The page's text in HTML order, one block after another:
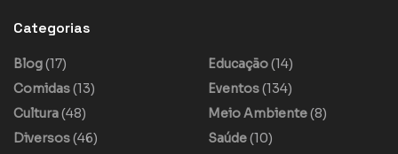
Categorias
Blog(17)
Comidas(13)
Cultura(48)
Diversos(46)
Educação(14)
Eventos(134)
Meio Ambiente(8)
Saúde(10)